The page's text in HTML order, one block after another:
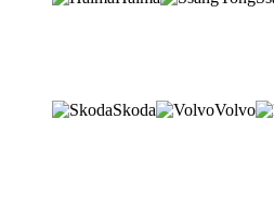
Skoda Volvo